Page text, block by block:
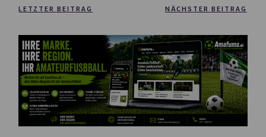
LETZTER BEITRAG NÄCHSTER BEITRAG